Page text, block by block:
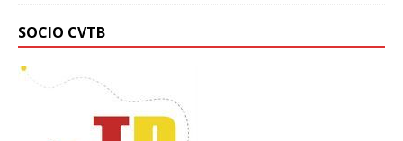
SOCIO CVTB